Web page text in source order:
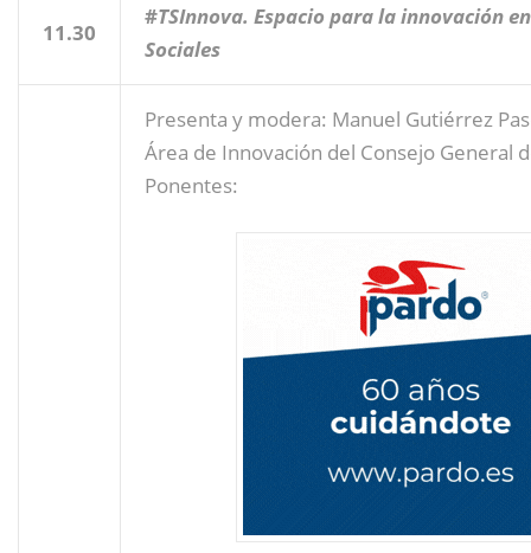
11.30
#TSInnova. Espacio para la innovación
Sociales
Presenta y modera: Manuel Gutiérrez
Área de Innovación del Consejo General
Ponentes: